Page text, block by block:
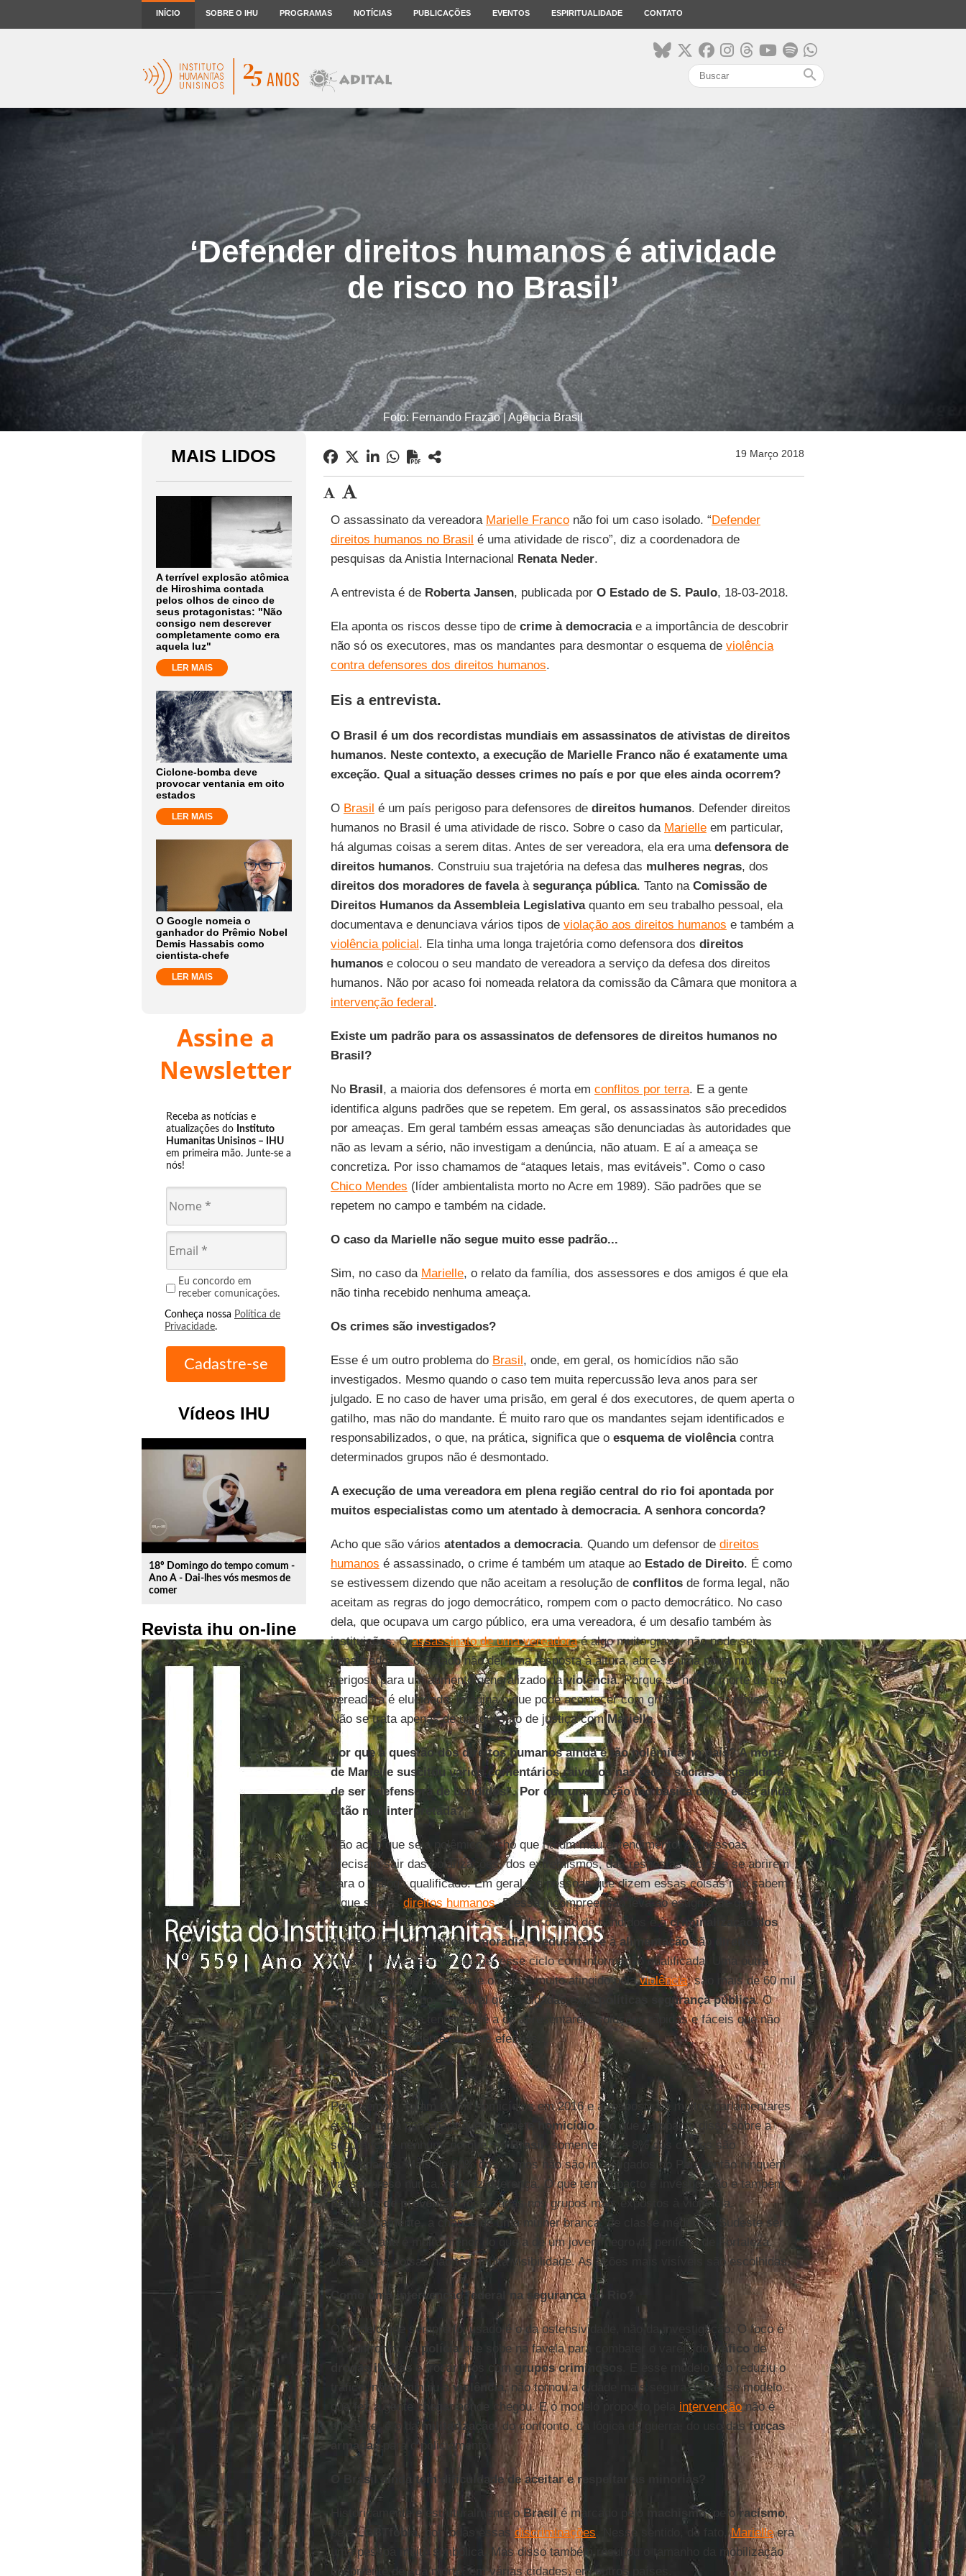
INÍCIO SOBRE O IHU PROGRAMAS NOTÍCIAS PUBLICAÇÕES EVENTOS ESPIRITUALIDADE CONTATO
search
‘Defender direitos humanos é atividade
de risco no Brasil’
Foto: Fernando Frazão | Agência Brasil
MAIS LIDOS
A terrível explosão atômica
de Hiroshima contada
pelos olhos de cinco de
seus protagonistas: "Não
consigo nem descrever
completamente como era
aquela luz"
LER MAIS
Ciclone-bomba deve
provocar ventania em oito
estados
LER MAIS
O Google nomeia o
ganhador do Prêmio Nobel
Demis Hassabis como
cientista-chefe
LER MAIS
Assine a
Newsletter
Receba as notícias e
atualizações do Instituto
Humanitas Unisinos – IHU
em primeira mão. Junte-se a
nós!
Eu concordo em
receber comunicações.
Conheça nossa Política de
Privacidade.
Vídeos IHU
play_circle_outline
18º Domingo do tempo comum -
Ano A - Dai-lhes vós mesmos de
comer
Revista ihu on-line
19 Março 2018
O assassinato da vereadora Marielle Franconão foi um caso isolado. “Defender
direitos humanos no Brasil é uma atividade de risco”, diz a coordenadora de
pesquisas da Anistia Internacional Renata Neder.
A entrevista é deRoberta Jansen, publicada por O Estado de S. Paulo, 18-03-2018.
Ela aponta os riscos desse tipo de crime à democraciae a importância de descobrir
não só os executores, mas os mandantes para desmontar o esquema de violência
contra defensores dos direitos humanos.
Eis a entrevista.
O Brasil é um dos recordistas mundiais em assassinatos de ativistas de direitos
humanos. Neste contexto, a execução de Marielle Franco não é exatamente uma
exceção. Qual a situação desses crimes no país e por que eles ainda ocorrem?
O Brasil é um país perigoso para defensores de direitos humanos. Defender direitos
humanos no Brasil é uma atividade de risco. Sobre o caso da Marielleem particular,
há algumas coisas a serem ditas. Antes de ser vereadora, ela era uma defensora de
direitos humanos. Construiu sua trajetória na defesa das mulheres negras, dos
direitos dos moradores de favelaà segurança pública. Tanto na Comissão de
Direitos Humanos da Assembleia Legislativaquanto em seu trabalho pessoal, ela
documentava e denunciava vários tipos de violação aos direitos humanos e também a
violência policial. Ela tinha uma longa trajetória como defensora dos direitos
humanose colocou o seu mandato de vereadora a serviço da defesa dos direitos
humanos. Não por acaso foi nomeada relatora da comissão da Câmara que monitora a
intervenção federal.
Existe um padrão para os assassinatos de defensores de direitos humanos no
Brasil?
No Brasil, a maioria dos defensores é morta em conflitos por terra. E a gente
identifica alguns padrões que se repetem. Em geral, os assassinatos são precedidos
por ameaças. Em geral também essas ameaças são denunciadas às autoridades que
não as levam a sério, não investigam a denúncia, não atuam. E aí a ameaça se
concretiza. Por isso chamamos de “ataques letais, mas evitáveis”. Como o caso
Chico Mendes (líder ambientalista morto no Acre em 1989). São padrões que se
repetem no campo e também na cidade.
O caso da Marielle não segue muito esse padrão...
Sim, no caso da Marielle, o relato da família, dos assessores e dos amigos é que ela
não tinha recebido nenhuma ameaça.
Os crimes são investigados?
Esse é um outro problema do Brasil, onde, em geral, os homicídios não são
investigados. Mesmo quando o caso tem muita repercussão leva anos para ser
julgado. E no caso de haver uma prisão, em geral é dos executores, de quem aperta o
gatilho, mas não do mandante. É muito raro que os mandantes sejam identificados e
responsabilizados, o que, na prática, significa que o esquema de violênciacontra
determinados grupos não é desmontado.
A execução de uma vereadora em plena região central do rio foi apontada por
muitos especialistas como um atentado à democracia. A senhora concorda?
Acho que são vários atentados a democracia. Quando um defensor de direitos
humanos é assassinado, o crime é também um ataque ao Estado de Direito. É como
se estivessem dizendo que não aceitam a resolução de conflitosde forma legal, não
aceitam as regras do jogo democrático, rompem com o pacto democrático. No caso
dela, que ocupava um cargo público, era uma vereadora, é um desafio também às
instituições. Oassassinato de uma vereadoraé algo muito grave, não pode ser
banalizado. Se o Estado não der uma resposta à altura, abre-se uma porta muito
perigosa para um aumento generalizado daviolência. Porque se nem a morte de uma
vereadora é elucidada, imagina o que pode acontecer com grupos menos visíveis.
Não se trata apenas de um questão de justiça comMarielle.
Por que a questão dos direitos humanos ainda é tão polêmica no país? A morte
de Marielle suscitou vários comentários raivosos nas redes sociais acusando-a
de ser “defensora de bandidos”. Por que uma noção tão básica como essa ainda
é tão mal interpretada?
Não acho que seja polêmico. Acho que há um mau entendimento. As pessoas
precisam sair das polarizações, dos extremismos, das respostas fáceis e se abrirem
para o diálogo qualificado. Em geral, as pessoas que dizem essas coisas não sabem
o que são osdireitos humanos. E essa incompreensão leva ao estigma de que
defenderdireitos humanosé defender direito de bandidos e àcriminalização dos
defensores. Osdireitos à moradia, àeducaçãoe àalimentaçãosão
direitos
humanos. Precisamos romper esse ciclo com informação qualificada. Uma outra
questão mais delicada é que o País é muito atingido pelaviolência; são mais de 60 mil
homicídios por ano. É natural que o cidadão exijapolíticas segurança pública. O
problema é que a tendência é a de apresentarem soluções rápidas e fáceis que não
são necessariamente as mais efetivas.
Como assim?
Por exemplo, foram 61 mil homicídios em 2016 e a resposta de muitos parlamentares
é aumentar a pena para quem comete
homicídio. Só que o impacto disso sobre a
segurança é nenhum, porque, no Brasil
, somente 5% a 8% dos crimes são
investigados. Mais de 90% dos crimes não são investigados no País, então ninguém
vai ser preso nunca, não faz diferença. O que tem impacto é investigação e também
políticas de prevenção focalizadas nos grupos mais expostos à violência.
Estatisticamente, a chance de uma mulher branca, de classe média, do Sudeste ser
assassinada é muito menor do que a de um jovem negro da periferia de Fortaleza.
Mas essas coisas não têm muita visibilidade. As ações mais visíveis são escolhidas.
Como uma intervenção federal na segurança do Rio?
O modelo que sempre foi usado é o da ostensividade, não da investigação. O foco é
no confronto, na políciaque sobe na favela para combater o varejo dotráficode
drogas ilícitas
e trocar tiros com grupos criminosos
. E esse modelo não reduziu o
tráfico, não diminuiu aviolência, não tornou a cidade mais segura. Foi esse modelo
que fez a gente chegar aonde chegou. E o modelo proposto pela intervençãonão é
diferente, é o da militarização , do confronto, da lógica da guerra, do uso dasforças
armadaspara o policiamento.
O Brasil ainda tem dificuldade de aceitar e respeitar as minorias?
Historicamente e estruturalmente oBrasilé marcado pelo machismo, peloracismo,
pelaLGBTfobia, por todas essasdiscriminações . Nesse sentido, de fato,Marielleera
uma pessoa muito simbólica. Mas disso também resultou o tamanho da mobilização
decorrente de sua morte, em várias cidades, em outros países.